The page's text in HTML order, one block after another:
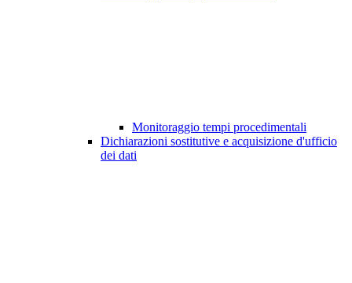
Monitoraggio tempi procedimentali
Dichiarazioni sostitutive e acquisizione d'ufficio
dei dati